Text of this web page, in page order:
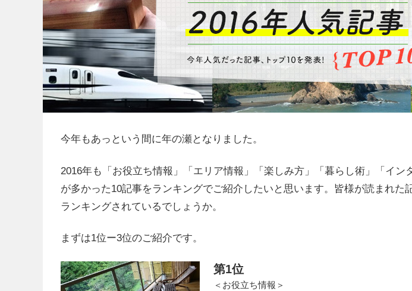
今年もあっという間に年の瀬となりました。
2016年も「お役立ち情報」「エリア情報」「楽しみ方」「暮らし術」「イン
が多かった10記事をランキングでご紹介したいと思います。皆様が読まれた
ランキングされているでしょうか。
まずは1位ー3位のご紹介です。
第1位
＜お役立ち情報＞